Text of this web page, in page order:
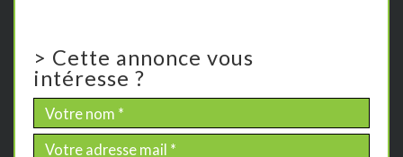
> Cette annonce vous
intéresse ?